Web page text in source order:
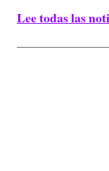
Lee todas las